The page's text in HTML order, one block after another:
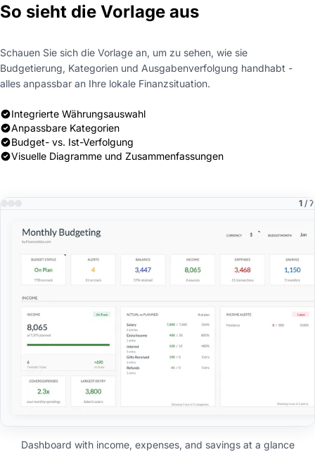
So sieht die Vorlage aus
Schauen Sie sich die Vorlage an, um zu sehen, wie sie
Budgetierung, Kategorien und Ausgabenverfolgung handhabt -
alles anpassbar an Ihre lokale Finanzsituation.
Integrierte Währungsauswahl
Anpassbare Kategorien
Budget- vs. Ist-Verfolgung
Visuelle Diagramme und Zusammenfassungen
1 / 7
Dashboard with income, expenses, and savings at a glance